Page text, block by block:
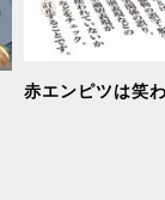
赤エンピツは笑